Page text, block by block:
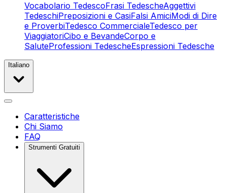
Vocabolario TedescoFrasi TedescheAggettivi
TedeschiPreposizioni e CasiFalsi AmiciModi di Dire
e ProverbiTedesco CommercialeTedesco per
ViaggiatoriCibo e BevandeCorpo e
SaluteProfessioni TedescheEspressioni Tedesche
Italiano
Caratteristiche
Chi Siamo
FAQ
Strumenti Gratuiti